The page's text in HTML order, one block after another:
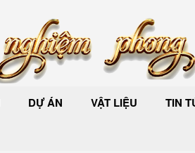
DỰ ÁN VẬT LIỆU TIN